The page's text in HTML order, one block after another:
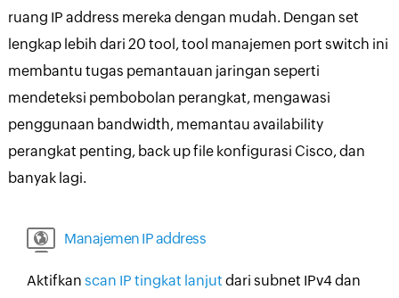
ruang IP address mereka dengan mudah. Dengan set
lengkap lebih dari 20 tool, tool manajemen port switch ini
membantu tugas pemantauan jaringan seperti
mendeteksi pembobolan perangkat, mengawasi
penggunaan bandwidth, memantau availability
perangkat penting, back up file konfigurasi Cisco, dan
banyak lagi.
Manajemen IP address
Aktifkanscan IP tingkat lanjut dari subnet IPv4 dan